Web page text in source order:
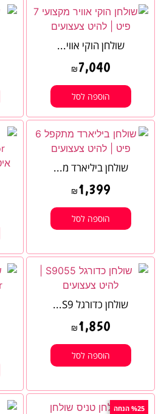
שולחן הוקי אווי...
₪ 7,040
הוספה לסל
שולחן ביליארד מ...
₪ 1,399
הוספה לסל
שולחן כדורגל S9...
₪ 1,850
הוספה לסל
%25 הנחה